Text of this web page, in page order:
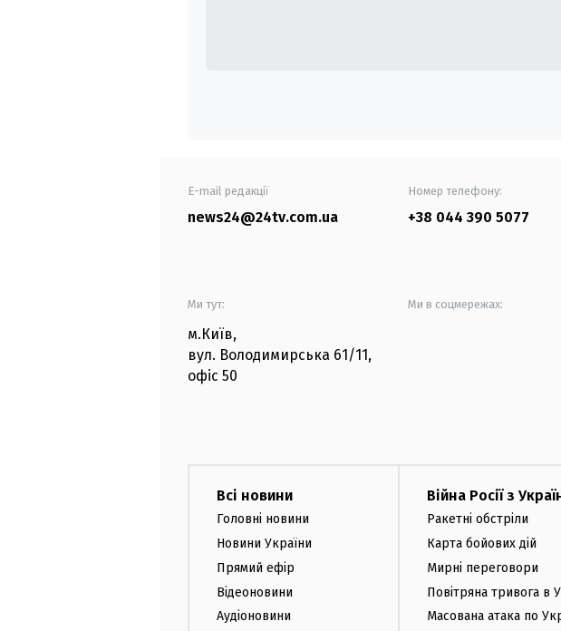
E-mail редакції
news24@24tv.com.ua
Номер телефону:
+38 044 390 5077
Ми тут:
м.Київ,
вул. Володимирська 61/11,
офіс 50
Ми в соцмережах:
Всі новини
Головні новини
Новини України
Прямий ефір
Відеоновини
Аудіоновини
Війна Росії з
Ракетні обстріли
Карта бойових дій
Мирні переговори
Повітряна тривога в
Масована атака по